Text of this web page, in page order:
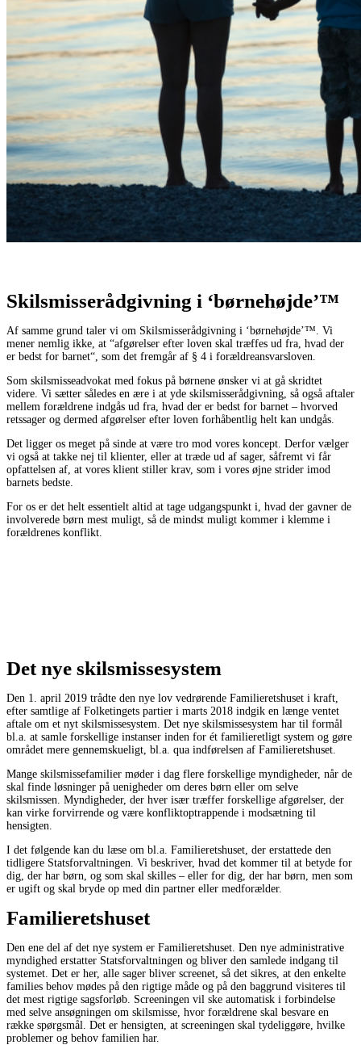
Skilsmisserådgivning i ‘børnehøjde’™
Af samme grund taler vi om Skilsmisserådgivning i ‘børnehøjde’™. Vi
mener nemlig ikke, at “afgørelser efter loven skal træffes ud fra, hvad der
er bedst for barnet“, som det fremgår af § 4 i forældreansvarsloven.
Som skilsmisseadvokat med fokus på børnene ønsker vi at gå skridtet
videre. Vi sætter således en ære i at yde skilsmisserådgivning, så også aftaler
mellem forældrene indgås ud fra, hvad der er bedst for barnet – hvorved
retssager og dermed afgørelser efter loven forhåbentlig helt kan undgås.
Det ligger os meget på sinde at være tro mod vores koncept. Derfor vælger
vi også at takke nej til klienter, eller at træde ud af sager, såfremt vi får
opfattelsen af, at vores klient stiller krav, som i vores øjne strider imod
barnets bedste.
For os er det helt essentielt altid at tage udgangspunkt i, hvad der gavner de
involverede børn mest muligt, så de mindst muligt kommer i klemme i
forældrenes konflikt.
Det nye skilsmissesystem
Den 1. april 2019 trådte den nye lov vedrørende Familieretshuset i kraft,
efter samtlige af Folketingets partier i marts 2018 indgik en længe ventet
aftale om et nyt skilsmissesystem. Det nye skilsmissesystem har til formål
bl.a. at samle forskellige instanser inden for ét familieretligt system og gøre
området mere gennemskueligt, bl.a. qua indførelsen af Familieretshuset.
Mange skilsmissefamilier møder i dag flere forskellige myndigheder, når de
skal finde løsninger på uenigheder om deres børn eller om selve
skilsmissen. Myndigheder, der hver især træffer forskellige afgørelser, der
kan virke forvirrende og være konfliktoptrappende i modsætning til
hensigten.
I det følgende kan du læse om bl.a. Familieretshuset, der erstattede den
tidligere Statsforvaltningen. Vi beskriver, hvad det kommer til at betyde for
dig, der har børn, og som skal skilles – eller for dig, der har børn, men som
er ugift og skal bryde op med din partner eller medforælder.
Familieretshuset
Den ene del af det nye system er Familieretshuset. Den nye administrative
myndighed erstatter Statsforvaltningen og bliver den samlede indgang til
systemet. Det er her, alle sager bliver screenet, så det sikres, at den enkelte
families behov mødes på den rigtige måde og på den baggrund visiteres til
det mest rigtige sagsforløb. Screeningen vil ske automatisk i forbindelse
med selve ansøgningen om skilsmisse, hvor forældrene skal besvare en
række spørgsmål. Det er hensigten, at screeningen skal tydeliggøre, hvilke
problemer og behov familien har.